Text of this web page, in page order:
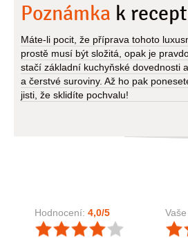
Poznámka k
Máte-li pocit, že příprava tohoto
prostě musí být složitá, opak je
stačí základní kuchyňské dovednosti
a čerstvé suroviny. Až ho pak
jisti, že sklidíte pochvalu!
Hodnocení: 4,0/5